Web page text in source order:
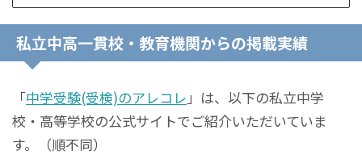
私立中高一貫校・教育機関からの掲載実績
「中学受験(受検)のアレコレ 」は、以下の私立中学
校・高等学校の公式サイトでご紹介いただいていま
す。（順不同）